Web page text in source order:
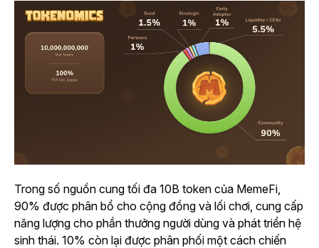
Trong số nguồn cung tối đa 10B token của MemeFi,
90% được phân bổ cho cộng đồng và lối chơi, cung cấp
năng lượng cho phần thưởng người dùng và phát triển hệ
sinh thái. 10% còn lại được phân phối một cách chiến